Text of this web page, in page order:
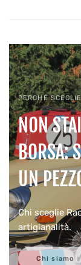
PERCHÉ
NON
BORSA:
UN
Chi sceglie
artigianalità.
Chi siamo